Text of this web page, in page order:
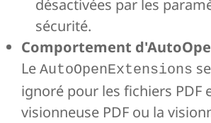
désactivées par les
sécurité.
Comportement
Le AutoOpenExtensions
ignoré pour les fichiers PDF
visionneuse PDF ou la